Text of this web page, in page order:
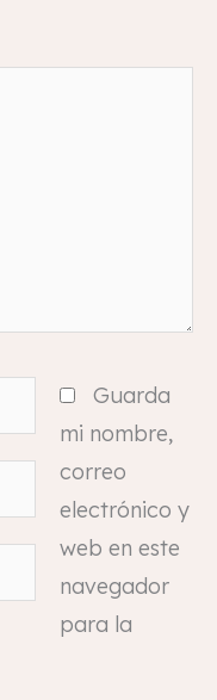
Guarda
mi nombre,
correo
electrónico y
web en este
navegador
para la